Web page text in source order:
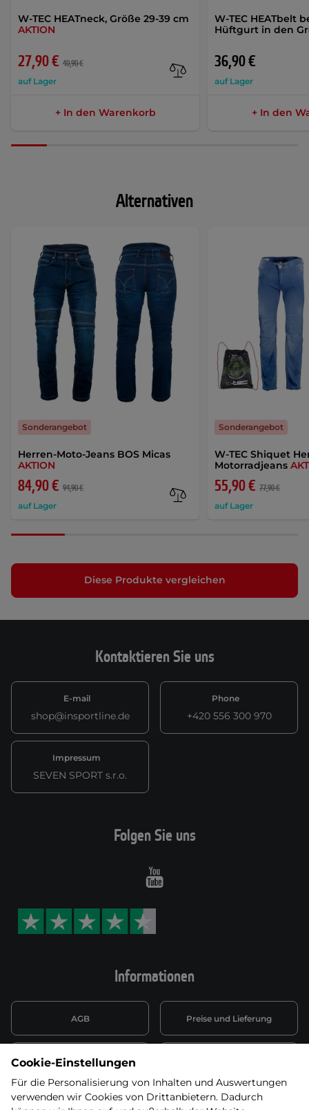
W-TEC HEATneck, Größe 29-39 cm
AKTION
27,90 € 40,90 €
auf Lager
+ In den Warenkorb
W-TEC HEATbelt
Hüftgurt in den
36,90 €
auf Lager
+ In den
Alternativen
Herren-Moto-Jeans BOS Micas
AKTION
84,90 € 94,90 €
auf Lager
Sonderangebot
W-TEC Shiquet
Motorradjeans
55,90 € 77,90 €
auf Lager
Sonderangebot
Diese Produkte vergleichen
Kontaktieren Sie uns
E-mail
shop@insportline.de
Phone
+420 556 300 970
Impressum
SEVEN SPORT s.r.o.
Informationen
AGB Preise und Lieferung
Datenschutzerklärung
Wiederufsbelehrung mit Link
zum Formular
Batterieentsorgung
Folgen Sie uns
Youtube
Cookie-Einstellungen
Für die Personalisierung von Inhalten und Auswertungen
verwenden wir Cookies von Drittanbietern. Dadurch